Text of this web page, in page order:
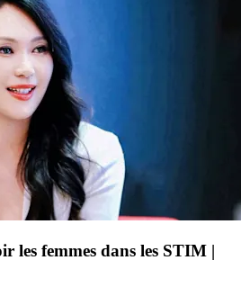
les femmes dans les STIM |